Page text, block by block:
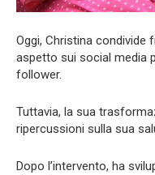
Oggi, Christina
aspetto sui social media
follower.
Tuttavia, la sua
ripercussioni sulla sua
Dopo l’intervento, ha